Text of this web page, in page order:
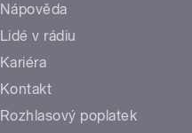
Nápověda
Lidé v rádiu
Kariéra
Kontakt
Rozhlasový poplatek